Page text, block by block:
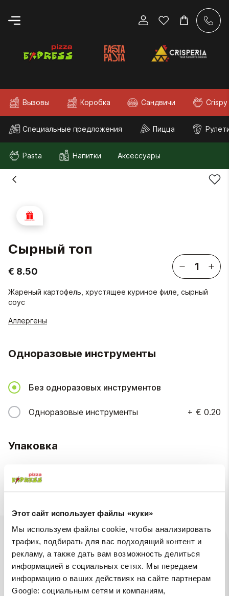
Этот сайт использует файлы «куки»
Мы используем файлы cookie, чтобы анализировать
трафик, подбирать для вас подходящий контент и
рекламу, а также дать вам возможность делиться
информацией в социальных сетях. Мы передаем
информацию о ваших действиях на сайте партнерам
Google: социальным сетям и компаниям,
Вызовы Коробка Сандвичи
Специальные предложения Пицца
Pasta Напитки Аксессуары
Сырный топ
€ 8.50
Жареный картофель, хрустящее куриное филе, сырный
соус
Аллергены
Одноразовые инструменты
Без одноразовых инструментов
Одноразовые инструменты + € 0.20
Упаковка
Упаковка
Ингредиенты Доступны на
Жареный картофель, хрустящее куриное филе,
сырный соус